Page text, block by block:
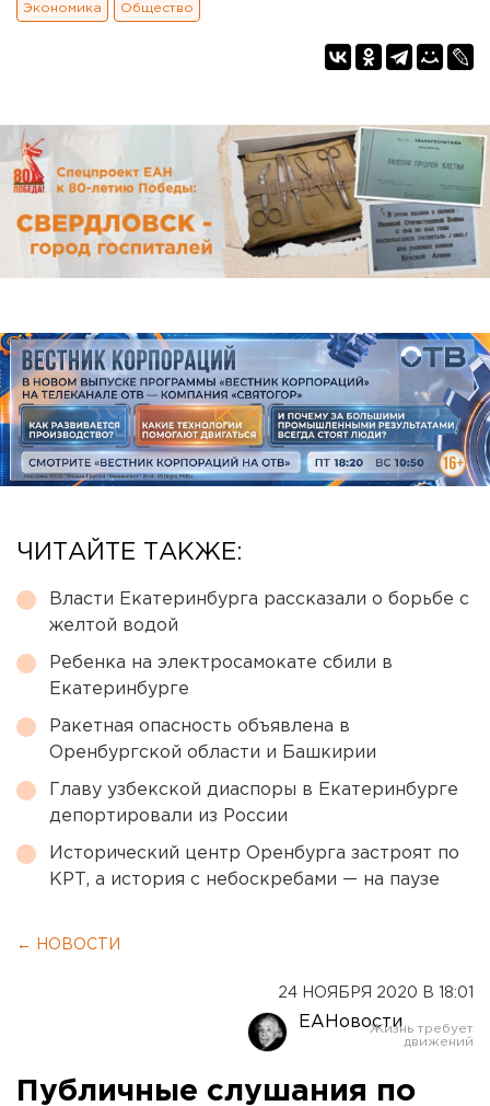
Экономика Общество
ЧИТАЙТЕ ТАКЖЕ:
Власти Екатеринбурга рассказали о борьбе с
желтой водой
Ребенка на электросамокате сбили в
Екатеринбурге
Ракетная опасность объявлена в
Оренбургской области и Башкирии
Главу узбекской диаспоры в Екатеринбурге
депортировали из России
Исторический центр Оренбурга застроят по
КРТ, а история с небоскребами — на паузе
← НОВОСТИ
24 НОЯБРЯ 2020 В 18:01
ЕАНовости
Публичные слушания по